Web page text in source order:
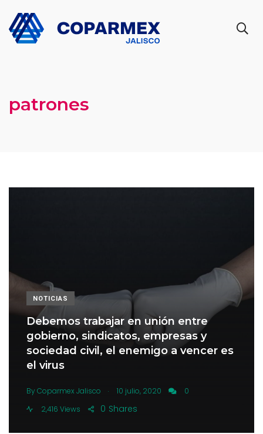
patrones
NOTICIAS
Debemos trabajar en unión entre
gobierno, sindicatos, empresas y
sociedad civil, el enemigo a vencer es
el virus
By Coparmex Jalisco . 10 julio, 2020
0
2,416 Views
Shares
0